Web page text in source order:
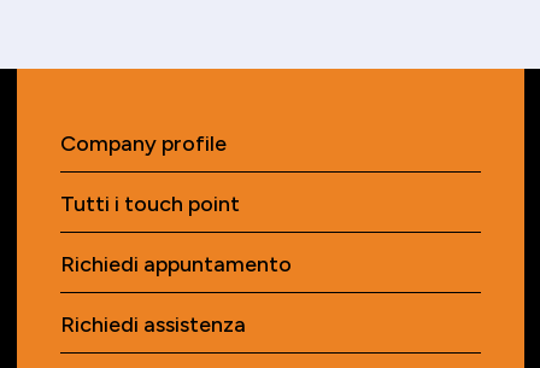
Company profile
Tutti i touch point
Richiedi appuntamento
Richiedi assistenza